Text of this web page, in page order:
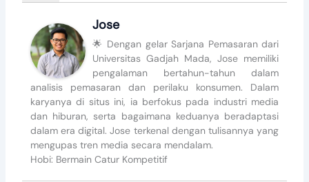
Jose
🌟 Dengan gelar Sarjana Pemasaran dari
Universitas Gadjah Mada, Jose memiliki
pengalaman bertahun-tahun dalam
analisis pemasaran dan perilaku konsumen. Dalam
karyanya di situs ini, ia berfokus pada industri media
dan hiburan, serta bagaimana keduanya beradaptasi
dalam era digital. Jose terkenal dengan tulisannya yang
mengupas tren media secara mendalam.
Hobi: Bermain Catur Kompetitif